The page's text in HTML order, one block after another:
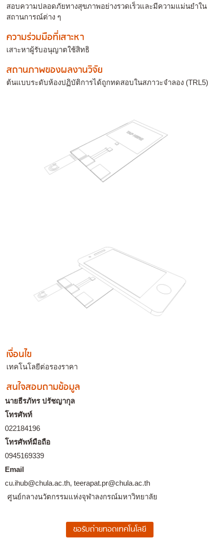
สอบความปลอดภัยทางสุขภาพอย่างรวดเร็วและมีความแม่นยำใน
สถานการณ์ต่าง ๆ
ความร่วมมือที่เสาะหา
เสาะหาผู้รับอนุญาตใช้สิทธิ
สถานภาพของผลงานวิจัย
ต้นแบบระดับห้องปฏิบัติการได้ถูกทดสอบในสภาวะจำลอง (TRL5)
เงื่อนไข
เทคโนโลยีต่อรองราคา
สนใจสอบถามข้อมูล
นายธีรภัทร ปรัชญากุล
โทรศัพท์
022184196
โทรศัพท์มือถือ
0945169339
Email
cu.ihub@chula.ac.th, teerapat.pr@chula.ac.th
ศูนย์กลางนวัตกรรมแห่งจุฬาลงกรณ์มหาวิทยาลัย